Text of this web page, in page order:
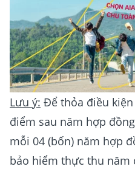
Lưu ý: Để thỏa điều
điểm sau năm hợp
mỗi 04 (bốn) năm hợp
bảo hiểm thực thu năm